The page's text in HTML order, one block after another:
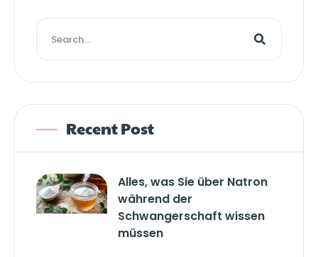
Recent Post
Alles, was Sie über Natron
während der
Schwangerschaft wissen
müssen